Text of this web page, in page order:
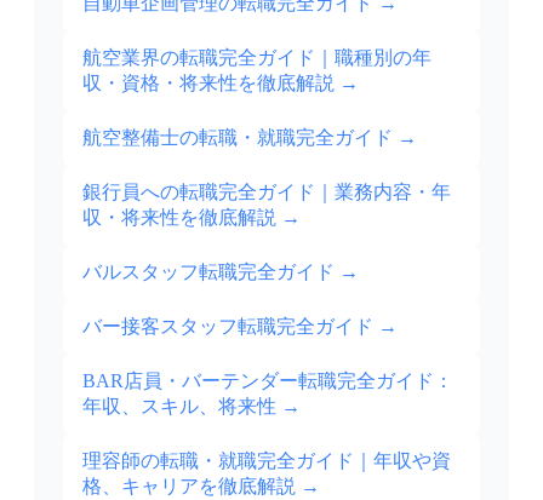
航空業界の転職完全ガイド｜職種別の年
収・資格・将来性を徹底解説 →
航空整備士の転職・就職完全ガイド →
銀行員への転職完全ガイド｜業務内容・年
収・将来性を徹底解説 →
バルスタッフ転職完全ガイド →
バー接客スタッフ転職完全ガイド →
BAR店員・バーテンダー転職完全ガイド：
年収、スキル、将来性 →
理容師の転職・就職完全ガイド｜年収や資
格、キャリアを徹底解説 →